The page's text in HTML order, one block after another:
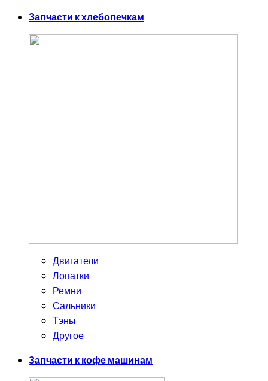
Запчасти к хлебопечкам
Двигатели
Лопатки
Ремни
Сальники
Тэны
Другое
Запчасти к кофе машинам